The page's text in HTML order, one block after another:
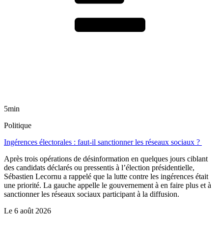
5min
Politique
Ingérences électorales : faut-il sanctionner les réseaux sociaux ?
Après trois opérations de désinformation en quelques jours ciblant
des candidats déclarés ou pressentis à l’élection présidentielle,
Sébastien Lecornu a rappelé que la lutte contre les ingérences était
une priorité. La gauche appelle le gouvernement à en faire plus et à
sanctionner les réseaux sociaux participant à la diffusion.
Le 6 août 2026